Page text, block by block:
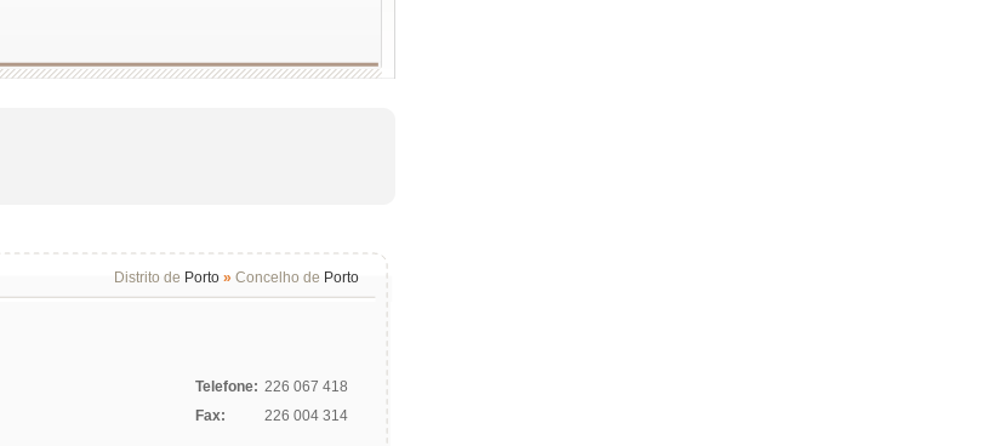
Distrito de Porto » Concelho de Porto
Telefone: 226 067 418
Fax:
226 004 314